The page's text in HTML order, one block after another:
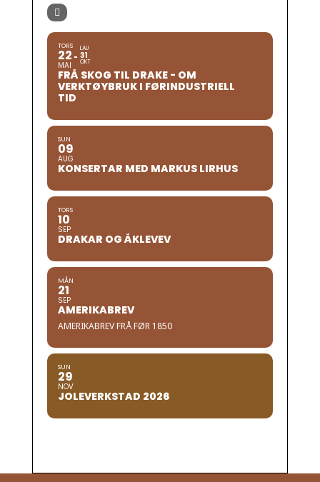
TORS
22
MAI
LAU
31
OKT
FRÅ SKOG TIL DRAKE - OM
VERKTØYBRUK I FØRINDUSTRIELL
TID
SUN
09
AUG
KONSERTAR MED MARKUS LIRHUS
TORS
10
SEP
DRAKAR OG ÅKLEVEV
MÅN
21
SEP
AMERIKABREV
AMERIKABREV FRÅ FØR 1850
SUN
29
NOV
JOLEVERKSTAD 2026